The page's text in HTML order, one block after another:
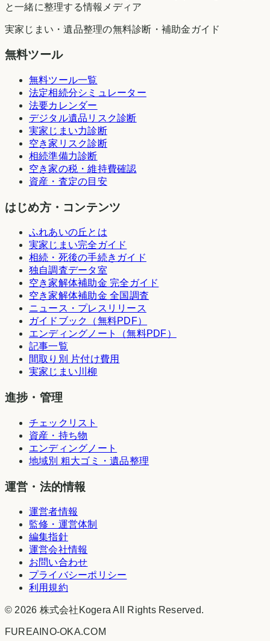
と一緒に整理する情報メディア
実家じまい・遺品整理の無料診断・補助金ガイド
無料ツール
無料ツール一覧
法定相続分シミュレーター
法要カレンダー
デジタル遺品リスク診断
実家じまい力診断
空き家リスク診断
相続準備力診断
空き家の税・維持費確認
資産・査定の目安
はじめ方・コンテンツ
ふれあいの丘とは
実家じまい完全ガイド
相続・死後の手続きガイド
独自調査データ室
空き家解体補助金 完全ガイド
空き家解体補助金 全国調査
ニュース・プレスリリース
ガイドブック（無料PDF）
エンディングノート（無料PDF）
記事一覧
間取り別 片付け費用
実家じまい川柳
進捗・管理
チェックリスト
資産・持ち物
エンディングノート
地域別 粗大ゴミ・遺品整理
運営・法的情報
運営者情報
監修・運営体制
編集指針
運営会社情報
お問い合わせ
プライバシーポリシー
利用規約
© 2026 株式会社Kogera All Rights Reserved.
FUREAINO-OKA.COM